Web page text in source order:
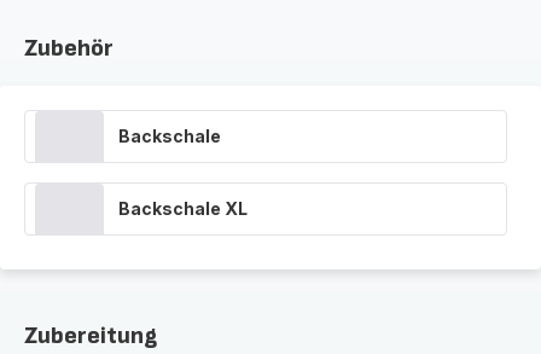
Zubehör
Backschale
Backschale XL
Zubereitung